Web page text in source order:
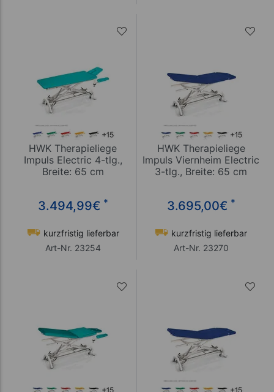
HWK Therapieliege
Impuls Electric 4-tlg.,
Breite: 65 cm
3.494,99€ *
kurzfristig lieferbar
Art-Nr. 23254
HWK Therapieliege
Impuls Viernheim Electric
3-tlg., Breite: 65 cm
3.695,00€ *
kurzfristig lieferbar
Art-Nr. 23270